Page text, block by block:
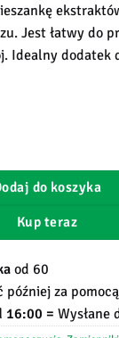
Jest łatwy do
Idealny dodatek
do koszyka
Kup teraz
od 60
później za
16:00 =Wysłane